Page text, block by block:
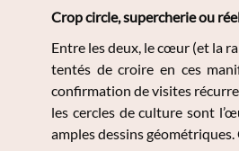
Crop circle, supercherie ou
Entre les deux, le cœur (et la
tentés de croire en ces
confirmation de visites
les cercles de culture sont
amples dessins géométriques.